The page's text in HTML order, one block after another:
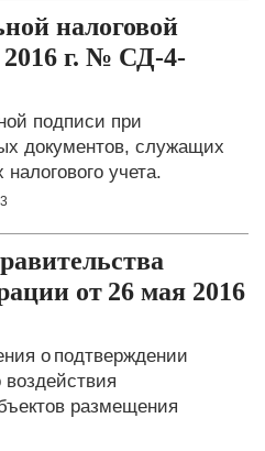
налоговой
г. № СД-4-
подписи при
документов, служащих
учета.
от 26 мая 2016
о подтверждении
воздействия
размещения